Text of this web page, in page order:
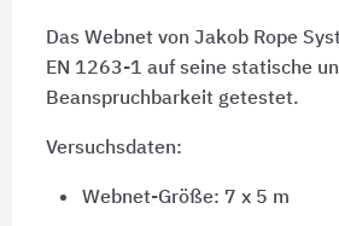
Das Webnet von Jakob Rope
EN 1263-1 auf seine statische
Beanspruchbarkeit getestet.
Versuchsdaten:
Webnet-Größe: 7 x 5 m